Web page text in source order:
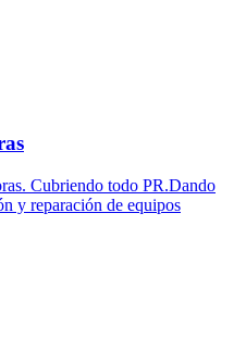
Cubriendo todo PR.Dando
y reparación de equipos